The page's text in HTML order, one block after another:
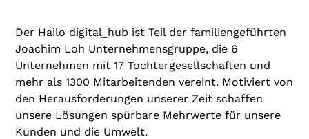
Der Hailo digital_hub ist Teil der familiengeführten
Joachim Loh Unternehmensgruppe, die 6
Unternehmen mit 17 Tochtergesellschaften und
mehr als 1300 Mitarbeitenden vereint. Motiviert von
den Herausforderungen unserer Zeit schaffen
unsere Lösungen spürbare Mehrwerte für unsere
Kunden und die Umwelt.